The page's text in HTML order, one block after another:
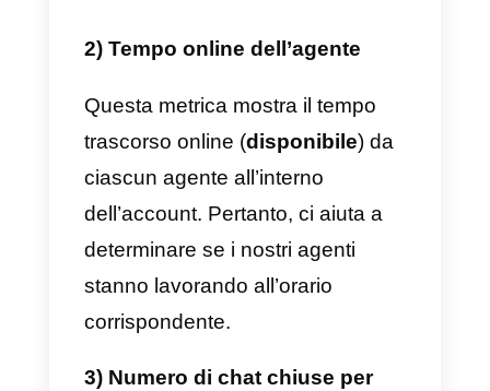
Esistono parecchie metriche del
servizio clienti, ma in questo
articolo ne condivideremo solo 8
tra le migliori da utilizzare per
misurare e comprendere quale
strumento puoi usare per farlo.